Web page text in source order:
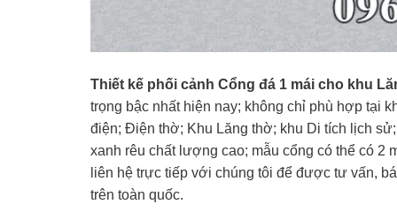
Thiết kế phối cảnh Cổng đá 1 mái cho khu
trọng bậc nhất hiện nay; không chỉ phù hợp tại
điện; Điện thờ; Khu Lăng thờ; khu Di tích lịch
xanh rêu chất lượng cao; mẫu cổng có thể có 2
liên hệ trực tiếp với chúng tôi để được tư vấn,
trên toàn quốc.